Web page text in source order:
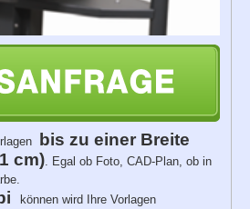
bis zu einer Breite
cm). Egal ob Foto, CAD-Plan, ob in
können wird Ihre Vorlagen